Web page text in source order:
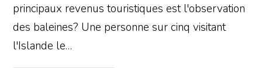
principaux revenus touristiques est l'observation
des baleines? Une personne sur cinq visitant
l'Islande le…